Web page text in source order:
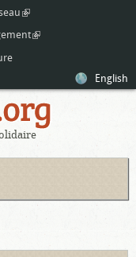
(link is
external)
(link is
English